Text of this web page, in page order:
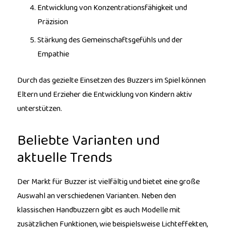
Entwicklung von Konzentrationsfähigkeit und
Präzision
Stärkung des Gemeinschaftsgefühls und der
Empathie
Durch das gezielte Einsetzen des Buzzers im Spiel können
Eltern und Erzieher die Entwicklung von Kindern aktiv
unterstützen.
Beliebte Varianten und
aktuelle Trends
Der Markt für Buzzer ist vielfältig und bietet eine große
Auswahl an verschiedenen Varianten. Neben den
klassischen Handbuzzern gibt es auch Modelle mit
zusätzlichen Funktionen, wie beispielsweise Lichteffekten,